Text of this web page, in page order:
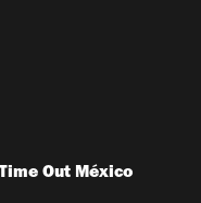
Time Out México